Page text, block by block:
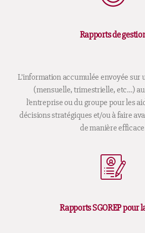
Rapports de
L’information accumulée envoyée sur
(mensuelle, trimestrielle, etc…)
l’entreprise ou du groupe pour les
décisions stratégiques et/ou à faire
de manière
Rapports SGOREP pour